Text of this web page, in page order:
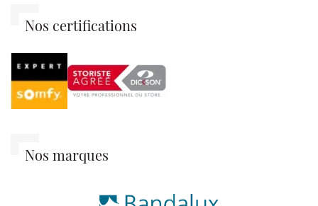
Nos certifications
Nos marques